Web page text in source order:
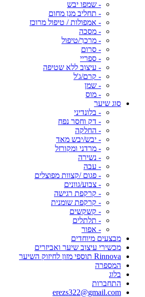
- שמפו יבש
- תחליב מגן מחום
- אמפולות / טיפול מרוכז
- מסכה
- מרכך/טיפול
- סרום
- ספריי
- עיצוב ללא שטיפה
- קרם/ג'ל
- שמן
- מוס
סוג שיער
- בלונדיני
- דק וחסר נפח
- החלקה
- יבש/יבש מאד
- מרדני ומקורזל
- נשירה
- עבה
- פגום /קצוות מפוצלים
- צבוע/גוונים
- קרקפת רגישה
- קרקפת שומנית
- קשקשים
- תלתלים
- אפור
מבצעים מיוחדים
מכשירי עיצוב שיער ואביזרים
Rinnova תוספי מזון לחיזוק השיער
המספרה
בלוג
התחברות
erezs322@gmail.com